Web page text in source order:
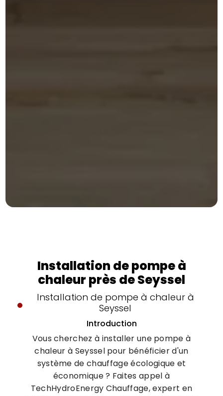
Installation de pompe à
chaleur près de Seyssel
Installation de pompe à chaleur à
Seyssel
Introduction
Vous cherchez à installer une pompe à
chaleur à Seyssel pour bénéficier d'un
système de chauffage écologique et
économique ? Faites appel à
TechHydroEnergy Chauffage, expert en